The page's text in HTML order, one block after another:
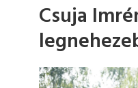
Csuja